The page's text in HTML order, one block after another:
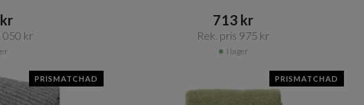
050 kr​​
713 kr​​
Rek. pris 975 kr​​
I lager
PRISMATCHAD PRISMATCHAD